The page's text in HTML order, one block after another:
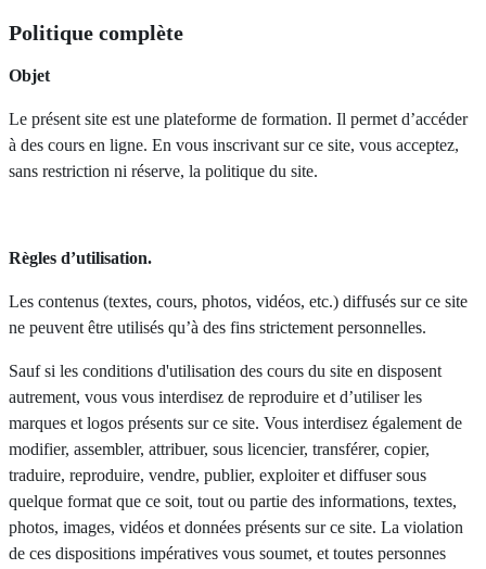
Politique complète
Objet
Le présent site est une plateforme de formation. Il permet d’accéder
à des cours en ligne. En vous inscrivant sur ce site, vous acceptez,
sans restriction ni réserve, la politique du site.
Règles d’utilisation.
Les contenus (textes, cours, photos, vidéos, etc.) diffusés sur ce site
ne peuvent être utilisés qu’à des fins strictement personnelles.
Sauf si les conditions d'utilisation des cours du site en disposent
autrement, vous vous interdisez de reproduire et d’utiliser les
marques et logos présents sur ce site. Vous interdisez également de
modifier, assembler, attribuer, sous licencier, transférer, copier,
traduire, reproduire, vendre, publier, exploiter et diffuser sous
quelque format que ce soit, tout ou partie des informations, textes,
photos, images, vidéos et données présents sur ce site. La violation
de ces dispositions impératives vous soumet, et toutes personnes